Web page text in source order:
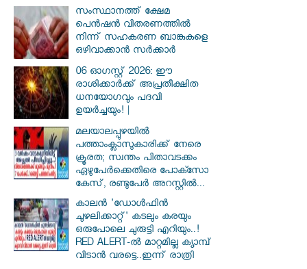
സംസ്ഥാനത്ത് ക്ഷേമ
പെൻഷൻ വിതരണത്തിൽ
നിന്ന് സഹകരണ ബാങ്കുകളെ
ഒഴിവാക്കാൻ സർക്കാർ
06 ഓഗസ്റ്റ് 2026: ഈ
രാശിക്കാർക്ക് അപ്രതീക്ഷിത
ധനയോഗവും പദവി
ഉയർച്ചയും! |
മലയാലപ്പുഴയിൽ
പത്താംക്ലാസുകാരിക്ക് നേരെ
ക്രൂരത; സ്വന്തം പിതാവടക്കം
ഏഴുപേർക്കെതിരെ പോക്സോ
കേസ്, രണ്ടുപേർ അറസ്റ്റിൽ...
കാലൻ 'ഡോൾഫിൻ
ചുഴലിക്കാറ്റ്' കടലും കരയും
ഒരുപോലെ ചുരുട്ടി എറിയും..!
RED ALERT-ൽ മാറ്റമില്ല ക്യാമ്പ്
വിടാൻ വരട്ടെ..ഇന്ന് രാത്രി